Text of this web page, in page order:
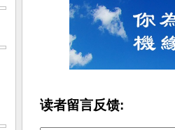
读者留言反馈: